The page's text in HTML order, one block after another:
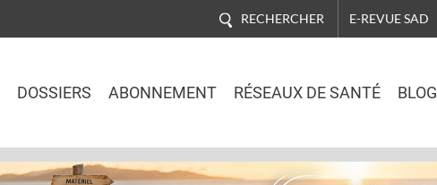
RECHERCHER E-REVUE SAD
DOSSIERS ABONNEMENT RÉSEAUX DE SANTÉ BLOG